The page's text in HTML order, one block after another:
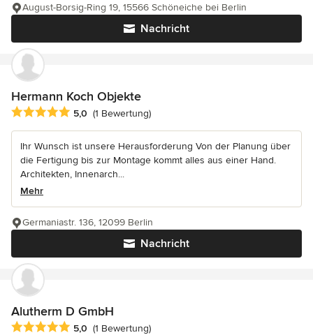
Nachricht
August-Borsig-Ring 19, 15566 Schöneiche bei Berlin
Hermann Koch Objekte
Durchschnittliche Bewertung: 5 von 5 Sternen
5,0 (1 Bewertung)
Ihr Wunsch ist unsere Herausforderung Von der Planung über
die Fertigung bis zur Montage kommt alles aus einer Hand.
Architekten, Innenarch...
Mehr
Nachricht
Germaniastr. 136, 12099 Berlin
Alutherm D GmbH
Durchschnittliche Bewertung: 5 von 5 Sternen
5,0 (1 Bewertung)